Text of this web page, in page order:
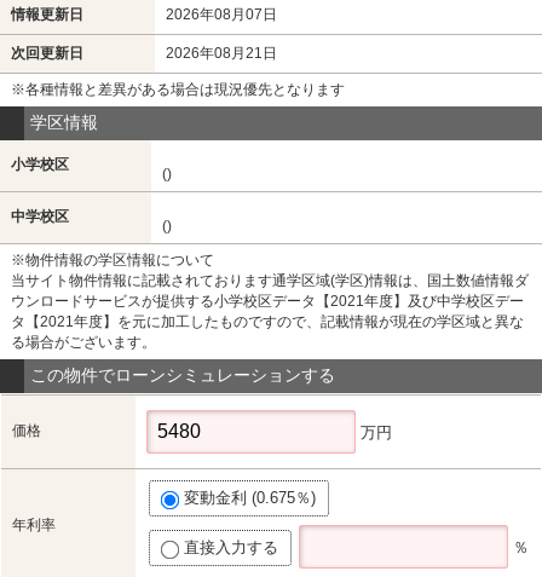
情報更新日 2026年08月07日
次回更新日 2026年08月21日
※各種情報と差異がある場合は現況優先となります
学区情報
小学校区
()
中学校区
()
※物件情報の学区情報について
当サイト物件情報に記載されております通学区域(学区)情報は、国土数値情報ダ
ウンロードサービスが提供する小学校区データ【2021年度】及び中学校区デー
タ【2021年度】を元に加工したものですので、記載情報が現在の学区域と異な
る場合がございます。
この物件でローンシミュレーションする
価格 万円
年利率
変動金利 (0.675％)
直接入力する ％